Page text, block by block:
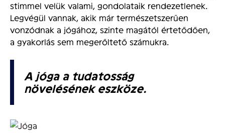
stimmel velük valami, gondolataik rendezetlenek.
Legvégül vannak, akik már természetszerűen
vonzódnak a jógához, szinte magától értetődően,
a gyakorlás sem megerőltető számukra.
A jóga a tudatosság
növelésének eszköze.